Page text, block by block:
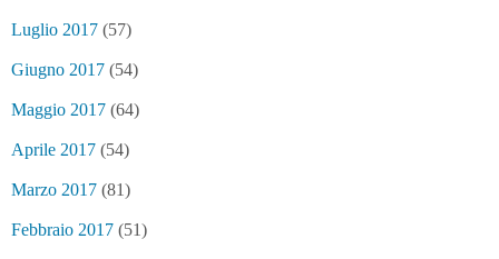
Luglio 2017 (57)
Giugno 2017 (54)
Maggio 2017 (64)
Aprile 2017 (54)
Marzo 2017 (81)
Febbraio 2017 (51)